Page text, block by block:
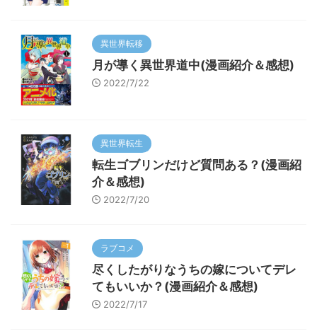
異世界転移
月が導く異世界道中(漫画紹介＆感想)
2022/7/22
異世界転生
転生ゴブリンだけど質問ある？(漫画紹
介＆感想)
2022/7/20
ラブコメ
尽くしたがりなうちの嫁についてデレ
てもいいか？(漫画紹介＆感想)
2022/7/17